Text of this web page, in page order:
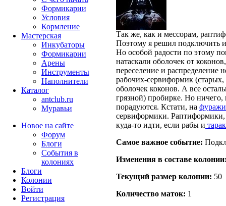
Так же, как и мессорам,
Поэтому я решил подключить
Но особой радости по этому
натаскали оболочек от
переселение и распределение
рабочих-сервиформик
оболочек коконов. А все
грязной) пробирке. Но
порадуются. Кстати, на
сервиформики. Раптиформики,
куда-то идти, если рабы и
Самое важное событие:
Изменения в составе
Текущий размер кoлонии: 50
Количество маток: 1
Формикарии
Условия
Кормление
Мастерская
Инкубаторы
Формикарии
Арены
Инструменты
Наполнители
Каталог
antclub.ru
Муравьи
Новое на сайте
Форум
Блоги
События в
колониях
Блоги
Колонии
Войти
Peгиcтpaция